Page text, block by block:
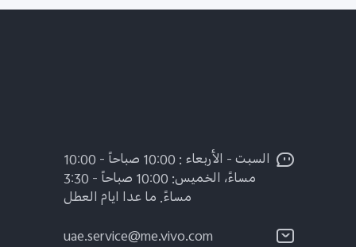
السبت - الأربعاء : 10:00 صباحاً - 10:00
مساءً، الخميس: 10:00 صباحاً - 3:30
مساءً. ما عدا ايام العطل
uae.service@me.vivo.com